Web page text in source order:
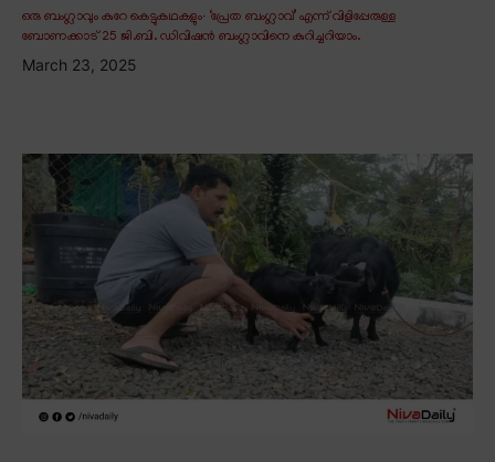
ഒരു ബംഗ്ലാവും കുറേ കെട്ടുകഥകളും∙ ‘പ്രേത ബംഗ്ലാവ്’ എന്ന് വിളിപ്പേരുള്ള
ബോണക്കാട് 25 ജി.ബി. ഡിവിഷൻ ബംഗ്ലാവിനെ കുറിച്ചറിയാം.
March 23, 2025